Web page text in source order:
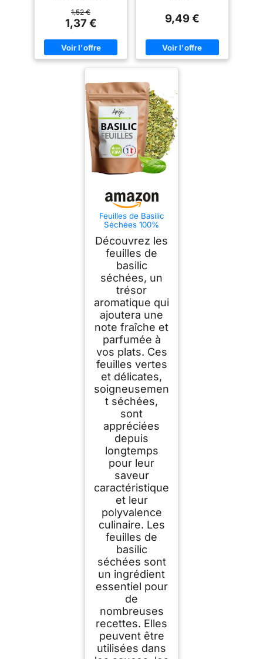
1,52 €
1,37 € 9,49 €
Feuilles de Basilic
Séchées 100%
Râpé Séché Cuisine
Pesto Tisane
Infusion - NCA (50)
Découvrez les
feuilles de
basilic
séchées, un
trésor
aromatique qui
ajoutera une
note fraîche et
parfumée à
vos plats. Ces
feuilles vertes
et délicates,
soigneusemen
t séchées,
sont
appréciées
depuis
longtemps
pour leur
saveur
caractéristique
et leur
polyvalence
culinaire. Les
feuilles de
basilic
séchées sont
un ingrédient
essentiel pour
de
nombreuses
recettes. Elles
peuvent être
utilisées dans